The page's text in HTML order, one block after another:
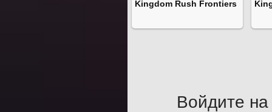
Kingdom Rush Frontiers
Войдите на